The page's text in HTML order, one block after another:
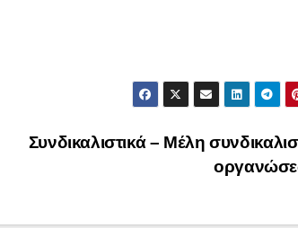
Συνδικαλιστικά – Μέλη